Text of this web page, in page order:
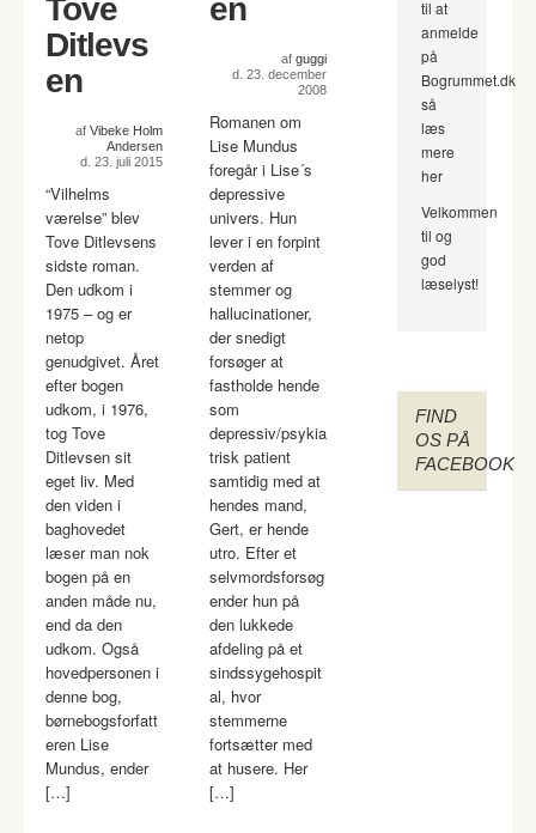
Tove
Ditlevs
en
af Vibeke Holm
Andersen
d. 23. juli 2015
“Vilhelms
værelse” blev
Tove Ditlevsens
sidste roman.
Den udkom i
1975 – og er
netop
genudgivet. Året
efter bogen
udkom, i 1976,
tog Tove
Ditlevsen sit
eget liv. Med
den viden i
baghovedet
læser man nok
bogen på en
anden måde nu,
end da den
udkom. Også
hovedpersonen i
denne bog,
børnebogsforfatt
eren Lise
Mundus, ender
[…]
en
af guggi
d. 23. december
2008
Romanen om
Lise Mundus
foregår i Lise´s
depressive
univers. Hun
lever i en forpint
verden af
stemmer og
hallucinationer,
der snedigt
forsøger at
fastholde hende
som
depressiv/psykia
trisk patient
samtidig med at
hendes mand,
Gert, er hende
utro. Efter et
selvmordsforsøg
ender hun på
den lukkede
afdeling på et
sindssygehospit
al, hvor
stemmerne
fortsætter med
at husere. Her
[…]
til at
anmelde
på
Bogrummet.dk
så
læs
mere
her
Velkommen
til og
god
læselyst!
FIND
OS PÅ
FACEBOOK